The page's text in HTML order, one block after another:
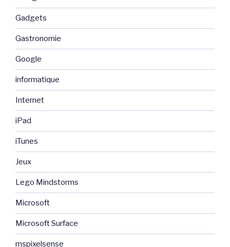
Gadgets
Gastronomie
Google
informatique
Internet
iPad
iTunes
Jeux
Lego Mindstorms
Microsoft
Microsoft Surface
mspixelsense